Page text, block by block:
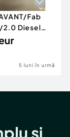
Fab
Diesel
5 luni în urmă
și